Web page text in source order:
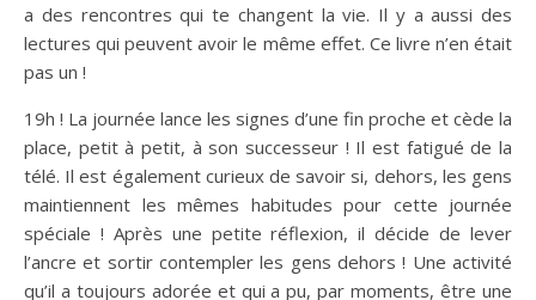
a des rencontres qui te changent la vie. Il y a aussi des
lectures qui peuvent avoir le même effet. Ce livre n’en était
pas un !
19h ! La journée lance les signes d’une fin proche et cède la
place, petit à petit, à son successeur ! Il est fatigué de la
télé. Il est également curieux de savoir si, dehors, les gens
maintiennent les mêmes habitudes pour cette journée
spéciale ! Après une petite réflexion, il décide de lever
l’ancre et sortir contempler les gens dehors ! Une activité
qu’il a toujours adorée et qui a pu, par moments, être une